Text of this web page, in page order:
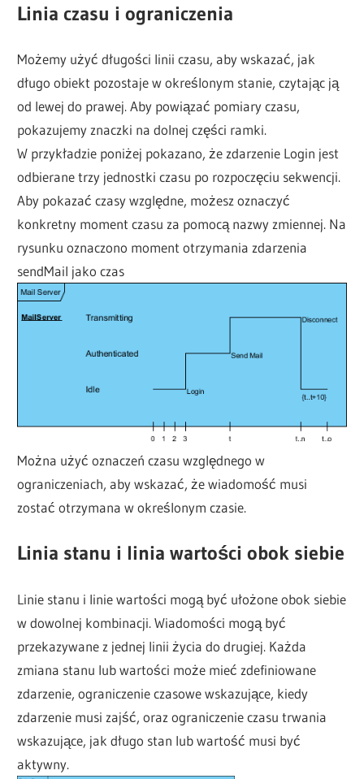
Linia czasu i ograniczenia
Możemy użyć długości linii czasu, aby wskazać, jak
długo obiekt pozostaje w określonym stanie, czytając ją
od lewej do prawej. Aby powiązać pomiary czasu,
pokazujemy znaczki na dolnej części ramki.
W przykładzie poniżej pokazano, że zdarzenie Login jest
odbierane trzy jednostki czasu po rozpoczęciu sekwencji.
Aby pokazać czasy względne, możesz oznaczyć
konkretny moment czasu za pomocą nazwy zmiennej. Na
rysunku oznaczono moment otrzymania zdarzenia
sendMail jako czas
Można użyć oznaczeń czasu względnego w
ograniczeniach, aby wskazać, że wiadomość musi
zostać otrzymana w określonym czasie.
Linia stanu i linia wartości obok siebie
Linie stanu i linie wartości mogą być ułożone obok siebie
w dowolnej kombinacji. Wiadomości mogą być
przekazywane z jednej linii życia do drugiej. Każda
zmiana stanu lub wartości może mieć zdefiniowane
zdarzenie, ograniczenie czasowe wskazujące, kiedy
zdarzenie musi zajść, oraz ograniczenie czasu trwania
wskazujące, jak długo stan lub wartość musi być
aktywny.